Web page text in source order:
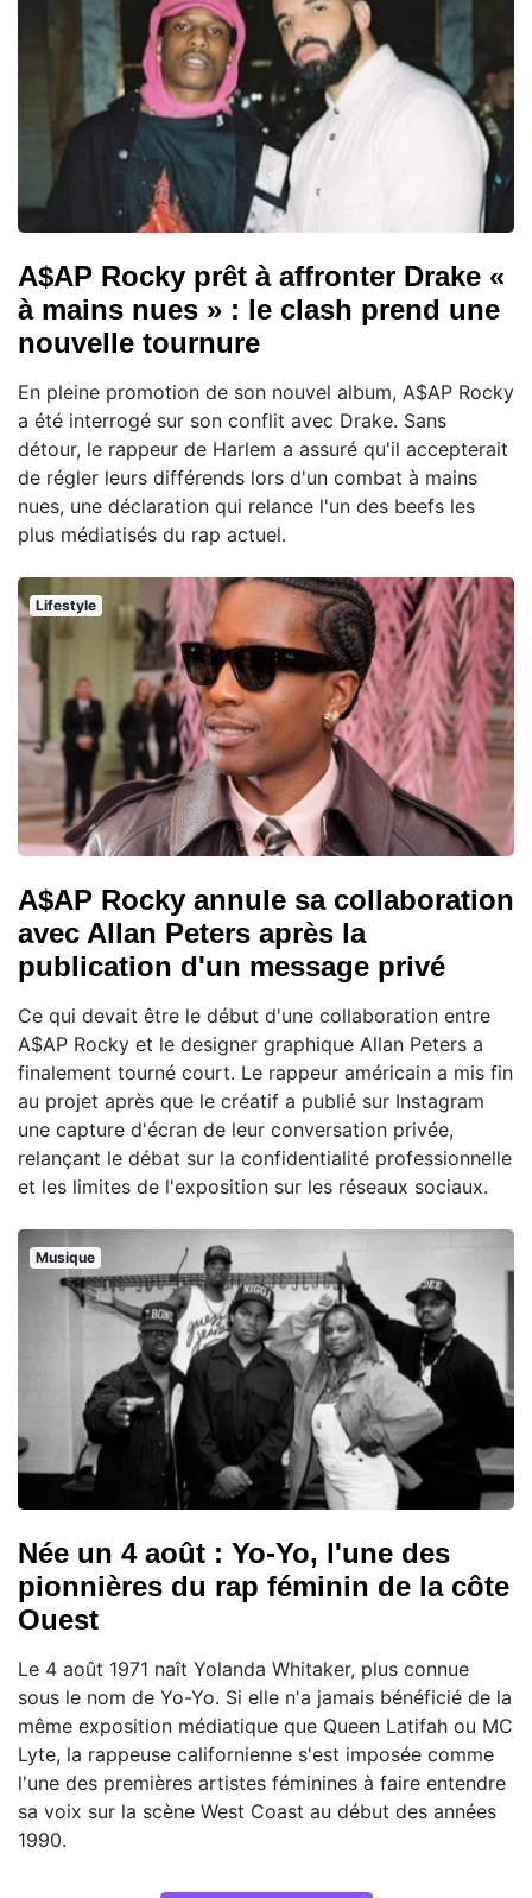
A$AP Rocky prêt à affronter Drake «
à mains nues » : le clash prend une
nouvelle tournure
En pleine promotion de son nouvel album, A$AP Rocky
a été interrogé sur son conflit avec Drake. Sans
détour, le rappeur de Harlem a assuré qu'il accepterait
de régler leurs différends lors d'un combat à mains
nues, une déclaration qui relance l'un des beefs les
plus médiatisés du rap actuel.
Lifestyle
A$AP Rocky annule sa collaboration
avec Allan Peters après la
publication d'un message privé
Ce qui devait être le début d'une collaboration entre
A$AP Rocky et le designer graphique Allan Peters a
finalement tourné court. Le rappeur américain a mis fin
au projet après que le créatif a publié sur Instagram
une capture d'écran de leur conversation privée,
relançant le débat sur la confidentialité professionnelle
et les limites de l'exposition sur les réseaux sociaux.
Musique
Née un 4 août : Yo-Yo, l'une des
pionnières du rap féminin de la côte
Ouest
Le 4 août 1971 naît Yolanda Whitaker, plus connue
sous le nom de Yo-Yo. Si elle n'a jamais bénéficié de la
même exposition médiatique que Queen Latifah ou MC
Lyte, la rappeuse californienne s'est imposée comme
l'une des premières artistes féminines à faire entendre
sa voix sur la scène West Coast au début des années
1990.